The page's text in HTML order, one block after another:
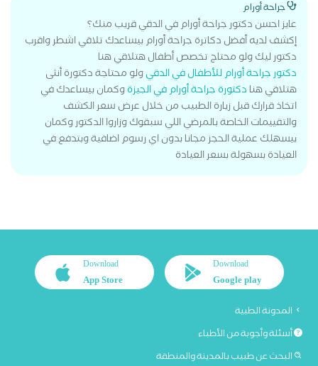
جراحة أورام
عايز احسن دكتور جراحة أورام في الدقي قريب منك؟
إكشف لديه أفضل دكاترة جراحة أورام بيساعدك تلاقي اشطر واقرب
دكتور ليك ولو محتاج تخصص أطفال هتلاقي هنا
دكتور جراحة أورام للأطفال في الدقيولو محتاجة دكتورة أنثى
هتلاقي هنا دكتورة جراحة أورام في الجيزةوكمان بيساعدك في
اتخاذ قرارك قبل زيارة الطبيب من خلال عرض سعر الكشف
والتقييمات الخاصة بالمرضي اللي سبقوك وزاروا الدكتور وكمان
بيسهلك عملية الحجز مجانا بدون اي رسوم اضافية وبتدفع في
العيادة بسهولة بسعر العيادة
Download
Google play
Download
App Store
المدونة الطبية
أسئلة وأجوبة من الأطباء
البحث عن طبيب بالمدينة والمنطقة